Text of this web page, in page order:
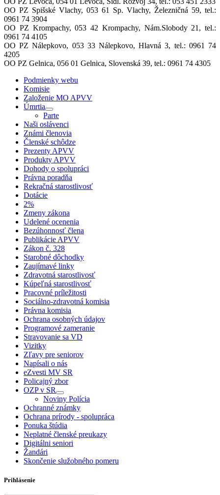
OO PZ Spišské Vlachy, 053 61 Sp. Vlachy, Železničná 59, tel.:
0961 74 3904
OO PZ Krompachy,053 42 Krompachy, Nám.Slobody 21 , tel.:
0961 74 4105
OO PZ Nálepkovo, 053 33 Nálepkovo, Hlavná 3, tel.: 0961 74
4205
OO PZ Gelnica, 056 01 Gelnica, Slovenská 39, tel.: 0961 74 4305
Podmienky webu
Komisie
Založenie MO APVV
Úmrtia
Parte
Naši oslávenci
Známi členovia
Členské schôdze
Prezenty APVV
Produkty APVV
Dohody o spolupráci
Právna poradňa
Rekračná starostlivosť
Dotácie
2%
Zmeny zákona
Udelené ocenenia
Bezúhonnosť člena
Publikácie APVV
Zákon č. 328
Starobné dôchodky
Zaujímavé linky
Zdravotná starostlivosť
Kúpeľná starostlivosť
Pracovné príležitosti
Sociálno-zdravotná komisia
Právna komisia
Ochrana osobných údajov
Programové zameranie
Stravovanie sa VD
Vizitky
Zľavy pre seniorov
Napísali o nás
eZvesti MV SR
Policajný zbor
OZP v SR
Noviny Polícia
Ochranné známky
Ochrana prírody - spolupráca
Ponuka štúdia
Neplatné členské preukazy
Digitálni seniori
Žandári
Skončenie služobného pomeru
Prihlásenie